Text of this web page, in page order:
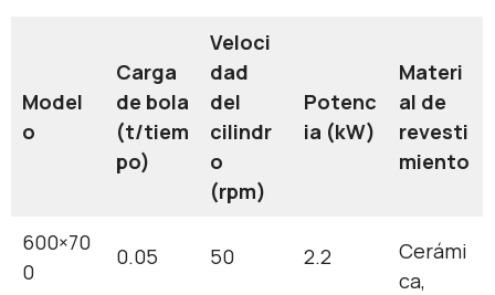
Model
o
Carga
de bola
(t/tiem
po)
Veloci
dad
del
cilindr
o
(rpm)
Potenc
ia (kW)
Materi
al de
revesti
miento
600×70
0
0.05 50 2.2
Cerámi
ca,